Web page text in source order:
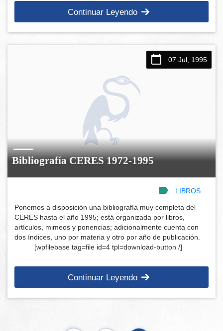
Continuar Leyendo
07 Jul, 1995
Bibliografía CERES 1972-1995
LIBROS
Ponemos a disposición una bibliografía muy completa del
CERES hasta el año 1995; está organizada por libros,
artículos, mimeos y ponencias; adicionalmente cuenta con
dos índices, uno por materia y otro por año de publicación.
[wpfilebase tag=file id=4 tpl=download-button /]
Continuar Leyendo